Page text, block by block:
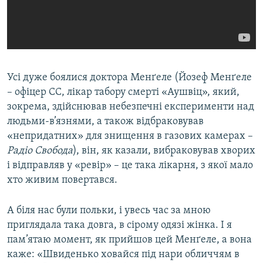
Усі дуже боялися доктора Менґеле (Йозеф Менґеле
– офіцер СС, лікар табору смерті «Аушвіц», який,
зокрема, здійснював небезпечні експерименти над
людьми-в’язнями, а також відбраковував
«непридатних» для знищення в газових камерах –
Радіо Свобода), він, як казали, вибраковував хворих
і відправляв у «ревір» – це така лікарня, з якої мало
хто живим повертався.
А біля нас були польки, і увесь час за мною
приглядала така довга, в сірому одязі жінка. І я
пам’ятаю момент, як прийшов цей Менґеле, а вона
каже: «Швиденько ховайся під нари обличчям в